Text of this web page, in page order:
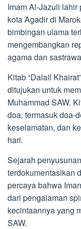
Imam Al-Jazuli lahir
kota Agadir di
bimbingan ulama
mengembangkan
agama dan
Kitab “Dalail
ditujukan untuk
Muhammad SAW.
doa, termasuk doa-
keselamatan, dan
hari.
Sejarah
terdokumentasikan
percaya bahwa
dari pengalaman
kecintaannya yang
SAW.